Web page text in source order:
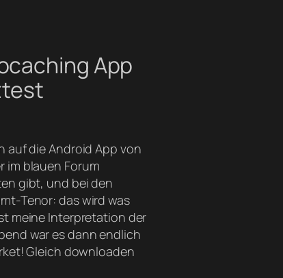
App
auf die Android App von
im blauen Forum
gibt, und bei den
Tenor: das wird was
meine Interpretation der
war es dann endlich
Gleich downloaden